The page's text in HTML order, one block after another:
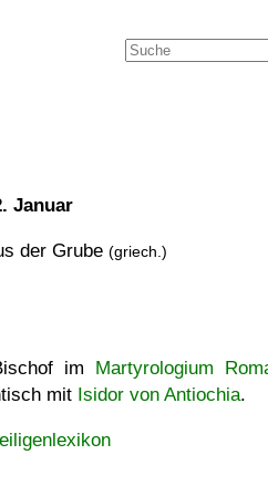
Januar
der Grube (griech.)
im Martyrologium
mit Isidor von Antiochia.